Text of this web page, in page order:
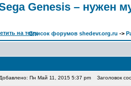
Genesis – нужен
Список форумов shedevr.org.ru ->
Добавлено: Пн Май 11, 2015 5:37 pm Заголовок